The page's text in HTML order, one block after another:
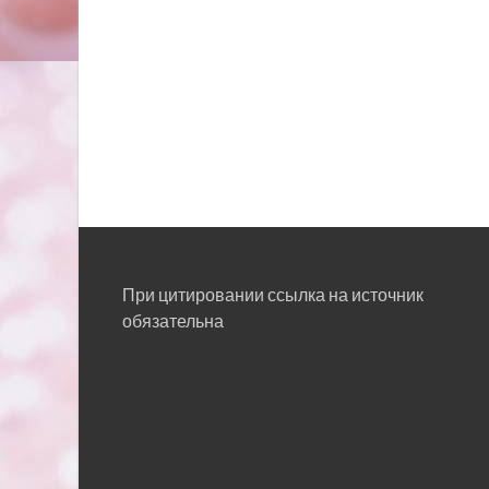
При цитировании ссылка на источник
обязательна